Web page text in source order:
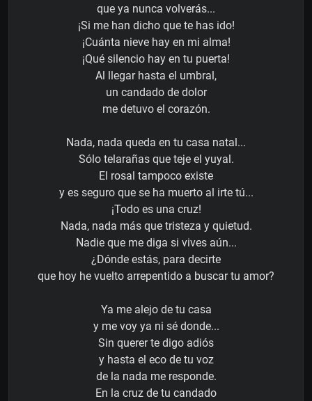
que ya nunca volverás...
¡Si me han dicho que te has ido!
¡Cuánta nieve hay en mi alma!
¡Qué silencio hay en tu puerta!
Al llegar hasta el umbral,
un candado de dolor
me detuvo el corazón.
Nada, nada queda en tu casa natal...
Sólo telarañas que teje el yuyal.
El rosal tampoco existe
y es seguro que se ha muerto al irte tú...
¡Todo es una cruz!
Nada, nada más que tristeza y quietud.
Nadie que me diga si vives aún...
¿Dónde estás, para decirte
que hoy he vuelto arrepentido a buscar tu amor?
Ya me alejo de tu casa
y me voy ya ni sé donde...
Sin querer te digo adiós
y hasta el eco de tu voz
de la nada me responde.
En la cruz de tu candado